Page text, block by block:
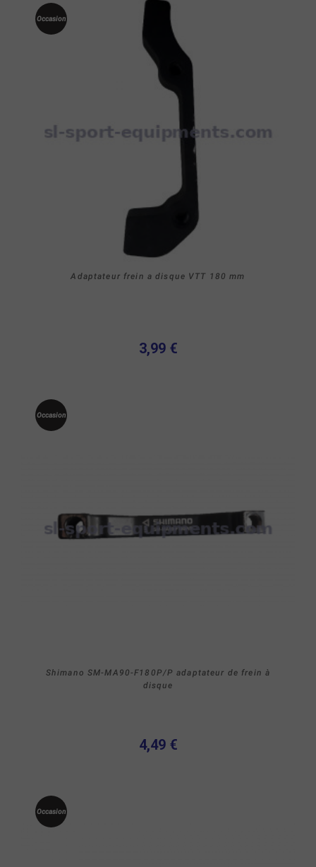
Occasion
Adaptateur frein a disque VTT 180 mm
3,99 €
Occasion
Shimano SM-MA90-F180P/P adaptateur de frein à
disque
4,49 €
Occasion